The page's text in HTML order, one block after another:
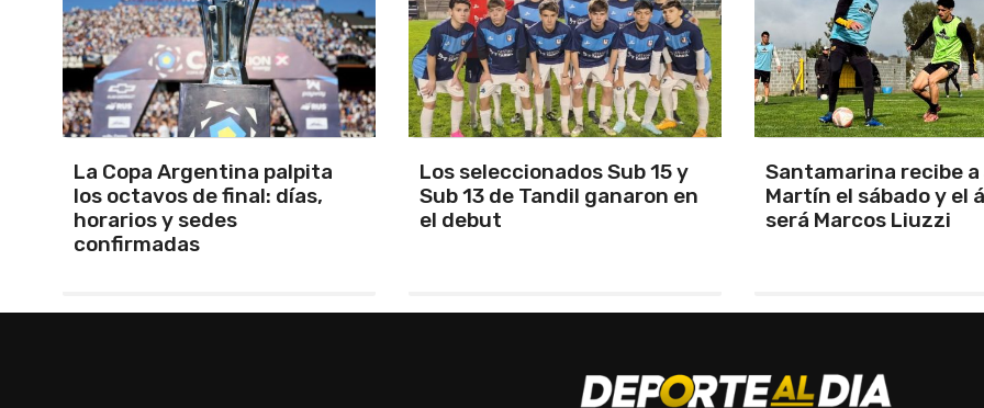
Los seleccionados Sub 15 y
Sub 13 de Tandil ganaron en
el debut
Santamarina recibe a San
Martín el sábado y el árbitro
será Marcos Liuzzi
Los Pumas se
enfrentar a Sudáfrica